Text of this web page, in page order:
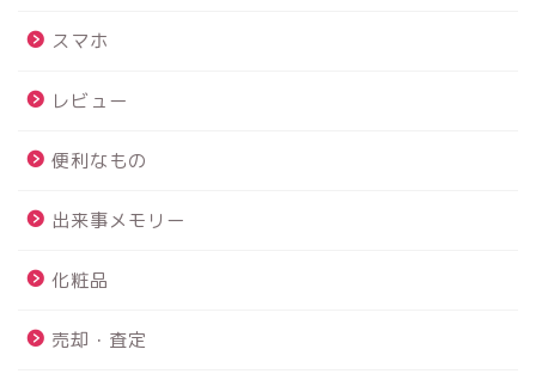
スマホ
レビュー
便利なもの
出来事メモリー
化粧品
売却・査定